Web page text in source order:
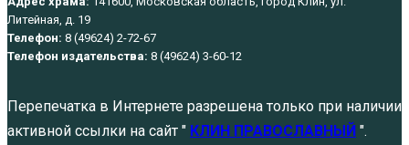
Литейная, д. 19
Телефон: 8 (49624) 2-72-67
Телефон издательства: 8 (49624) 3-60-12
Перепечатка в Интернете разрешена только при наличии
активной ссылки на сайт " КЛИН ПРАВОСЛАВНЫЙ ".